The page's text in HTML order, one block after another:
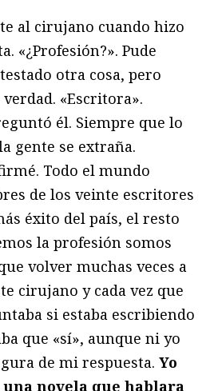
al cirujano cuando hizo
«¿Profesión?». Pude
otra cosa, pero
«Escritora».
él. Siempre que lo
gente se extraña.
Todo el mundo
de los veinte escritores
éxito del país, el resto
la profesión somos
volver muchas veces a
cirujano y cada vez que
si estaba escribiendo
que «sí», aunque ni yo
de mi respuesta. Yo
novela que hablara